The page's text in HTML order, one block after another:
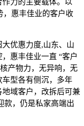
，惠丰佳业的客户收
优惠力度,山东、山
惠丰佳业一直 “客户
产物力，无异响，无
型各有侧沉，多年
域客户，改拆后可兼
款，仍是私家高端出